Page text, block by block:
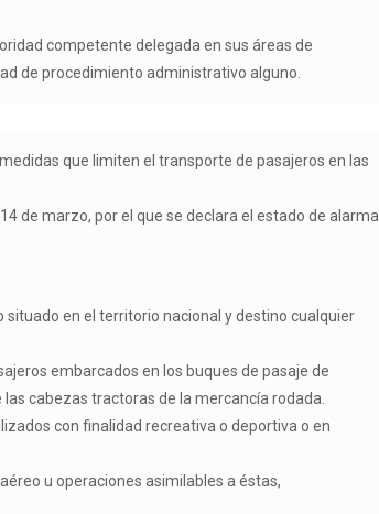
competente delegada en sus áreas de
de procedimiento administrativo alguno.
que limiten el transporte de pasajeros en las
de marzo, por el que se declara el estado de alarma
situado en el territorio nacional y destino cualquier
embarcados en los buques de pasaje de
cabezas tractoras de la mercancía rodada.
con finalidad recreativa o deportiva o en
u operaciones asimilables a éstas,